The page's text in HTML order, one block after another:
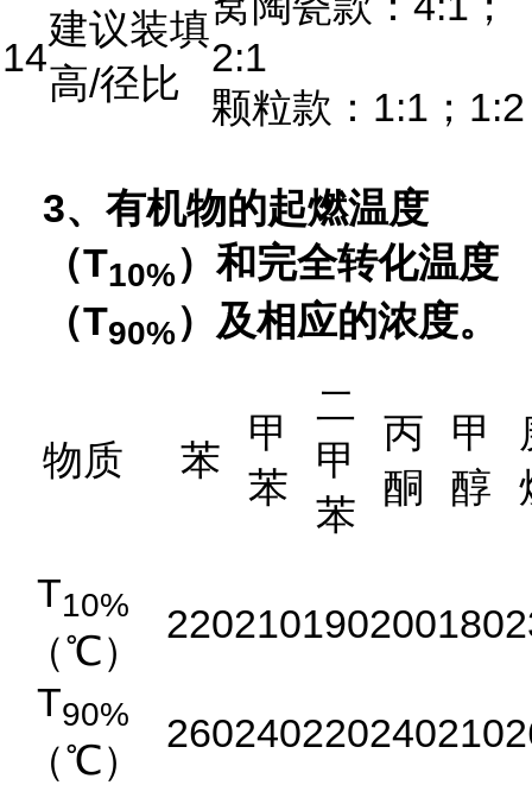
14
建议装填
高/径比
2:1
颗粒款：1:1；1:2
3、有机物的起燃温度
（T10%）和完全转化温度
（T90%）及相应的浓度。
物质 苯
甲
苯
二
甲
苯
丙
酮
甲
醇
T10%
（℃）
220210190200180
T90%
（℃）
260240220240210